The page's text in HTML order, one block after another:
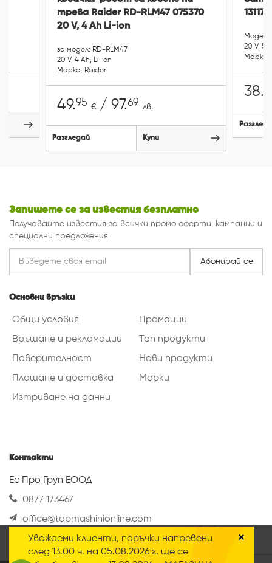
×
Уважаеми клиенти, поръчки напревени
след 13.00 ч. на 05.08.2026 г. ще се
трева Raider RD-RLM47 075370
20 V, 4 Ah Li-ion
за модел: RD-RLM47
20 V, 4 Ah, Li-ion
Марка: Raider
49.95 € / 97.69 лв.
Разгледай Купи
Модел:
20 V, 5
Марка:
38.
Запишете се за известия безплатно
Получавайте известия за всички промо оферти, кампании и
специални предложения
Абонирай се
Основни връзки
Общи условия
Връщане и рекламации
Поверителност
Плащане и доставка
Изтриване на данни
Промоции
Топ продукти
Нови продукти
Марки
Контакти
Ес Про Груп ЕООД
0877 173467
office@topmashinionline.com
Вижте повече
Нашият онлайн магазин използва така
наречените „Бисквитки“ Научете повече за